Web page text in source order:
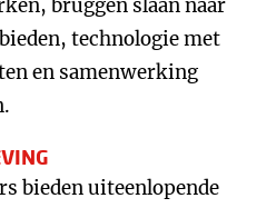
bruggen slaan naar
technologie met
en samenwerking
bieden uiteenlopende